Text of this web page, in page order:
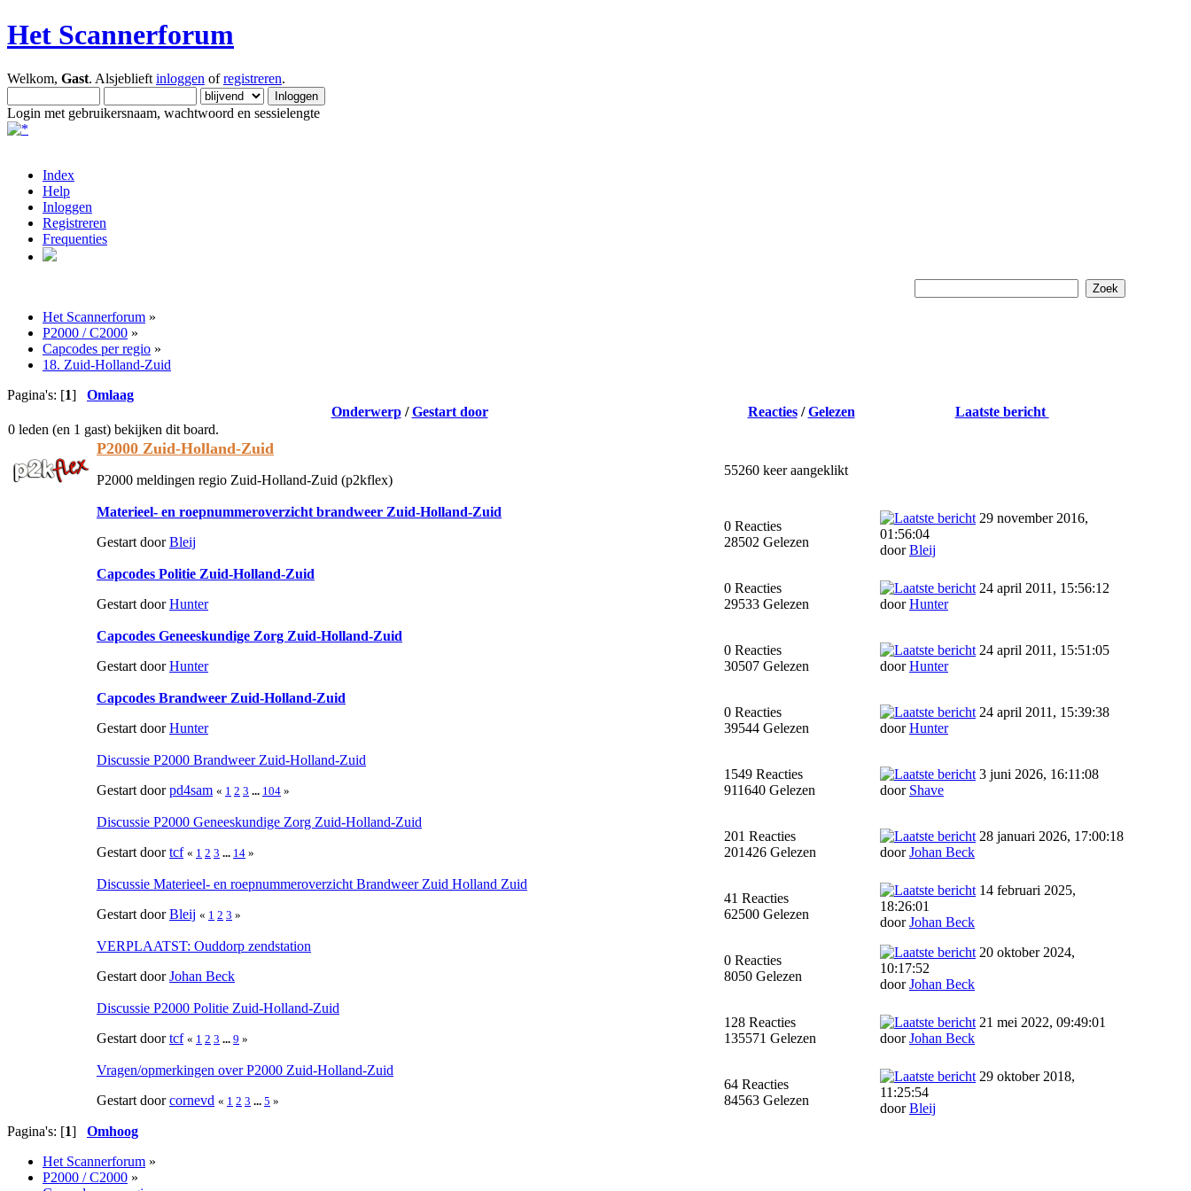
Het Scannerforum
Welkom, Gast. Alsjeblieft inloggen ofregistreren.
Login met gebruikersnaam, wachtwoord en sessielengte
Index
Help
Inloggen
Registreren
Frequenties
Het Scannerforum »
P2000 / C2000 »
Capcodes per regio »
18. Zuid-Holland-Zuid
Pagina's: [1] Omlaag
Onderwerp/Gestart door Reacties/Gelezen
Laatste bericht
0 leden (en 1 gast) bekijken dit board.
P2000 Zuid-Holland-Zuid
P2000 meldingen regio Zuid-Holland-Zuid (p2kflex)
55260 keer aangeklikt
Materieel- en roepnummeroverzicht brandweer Zuid-Holland-Zuid
Gestart doorBleij
0 Reacties
28502 Gelezen
29 november 2016,
01:56:04
doorBleij
Capcodes Politie Zuid-Holland-Zuid
Gestart doorHunter
0 Reacties
29533 Gelezen
24 april 2011, 15:56:12
doorHunter
Capcodes Geneeskundige Zorg Zuid-Holland-Zuid
Gestart doorHunter
0 Reacties
30507 Gelezen
24 april 2011, 15:51:05
doorHunter
Capcodes Brandweer Zuid-Holland-Zuid
Gestart doorHunter
0 Reacties
39544 Gelezen
24 april 2011, 15:39:38
doorHunter
Discussie P2000 Brandweer Zuid-Holland-Zuid
Gestart doorpd4sam « 1 2 3 ... 104 »
1549 Reacties
911640 Gelezen
3 juni 2026, 16:11:08
door Shave
Discussie P2000 Geneeskundige Zorg Zuid-Holland-Zuid
Gestart doortcf « 1 2 3 ... 14 »
201 Reacties
201426 Gelezen
28 januari 2026, 17:00:18
doorJohan Beck
Discussie Materieel- en roepnummeroverzicht Brandweer Zuid Holland Zuid
Gestart doorBleij « 1 2 3 »
41 Reacties
62500 Gelezen
14 februari 2025,
18:26:01
doorJohan Beck
VERPLAATST: Ouddorp zendstation
Gestart doorJohan Beck
0 Reacties
8050 Gelezen
20 oktober 2024,
10:17:52
doorJohan Beck
Discussie P2000 Politie Zuid-Holland-Zuid
Gestart doortcf « 1 2 3 ... 9 »
128 Reacties
135571 Gelezen
21 mei 2022, 09:49:01
doorJohan Beck
Vragen/opmerkingen over P2000 Zuid-Holland-Zuid
Gestart doorcornevd « 1 2 3 ... 5 »
64 Reacties
84563 Gelezen
29 oktober 2018,
11:25:54
doorBleij
Pagina's: [1] Omhoog
Het Scannerforum »
P2000 / C2000 »